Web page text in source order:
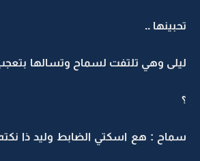
تحبينها ..
ليلى وهي تلتفت لسماح وتسالها
؟
سماح : هع اسكتي الضابط وليد ذا